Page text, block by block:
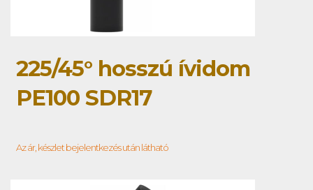
225/45° hosszú ívidom
PE100 SDR17
Az ár, készlet bejelentkezés után látható